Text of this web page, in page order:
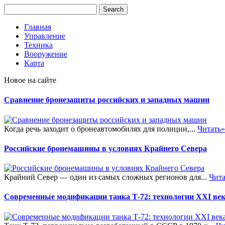
Главная
Управление
Техника
Вооружение
Карта
Новое на сайте
Сравнение бронезащиты российских и западных машин
Когда речь заходит о бронеавтомобилях для полиции,... Читать»
Российские бронемашины в условиях Крайнего Севера
Крайний Север — один из самых сложных регионов для...
Современные модификации танка Т-72: технологии XXI